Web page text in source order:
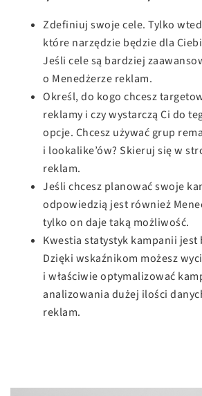
Zdefiniuj swoje cele. Tylko
które narzędzie będzie dla
Jeśli cele są bardziej
o Menedżerze reklam.
Określ, do kogo chcesz
reklamy i czy wystarczą Ci do
opcje. Chcesz używać grup
i lookalike’ów? Skieruj się w
reklam.
Jeśli chcesz planować swoje
odpowiedzią jest również
tylko on daje taką możliwość.
Kwestia statystyk kampanii
Dzięki wskaźnikom możesz
i właściwie optymalizować
analizowania dużej ilości
reklam.